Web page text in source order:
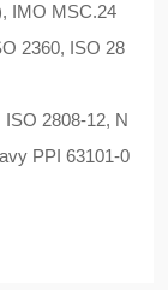
IMO MSC.24
2360, ISO 28
2808-12, N
PPI 63101-0